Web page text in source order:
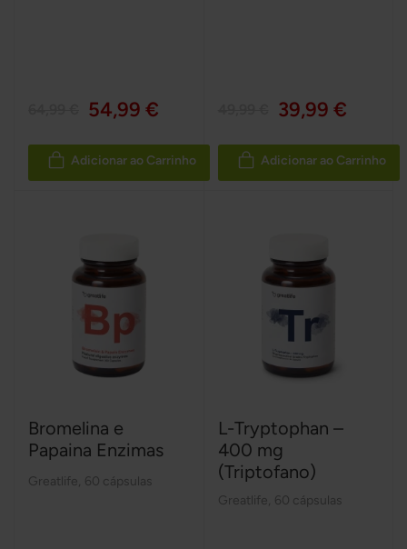
54,99 €
Adicionar ao Carrinho
39,99 €
Adicionar ao Carrinho
Bromelina e
Papaina Enzimas
Greatlife 60 cápsulas
L-Tryptophan –
400 mg
(Triptofano)
Greatlife 60 cápsulas